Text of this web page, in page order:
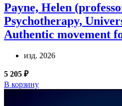
Payne, Helen
Psychotherapy,
Authentic movement
изд. 2026
5 205 ₽
В корзину